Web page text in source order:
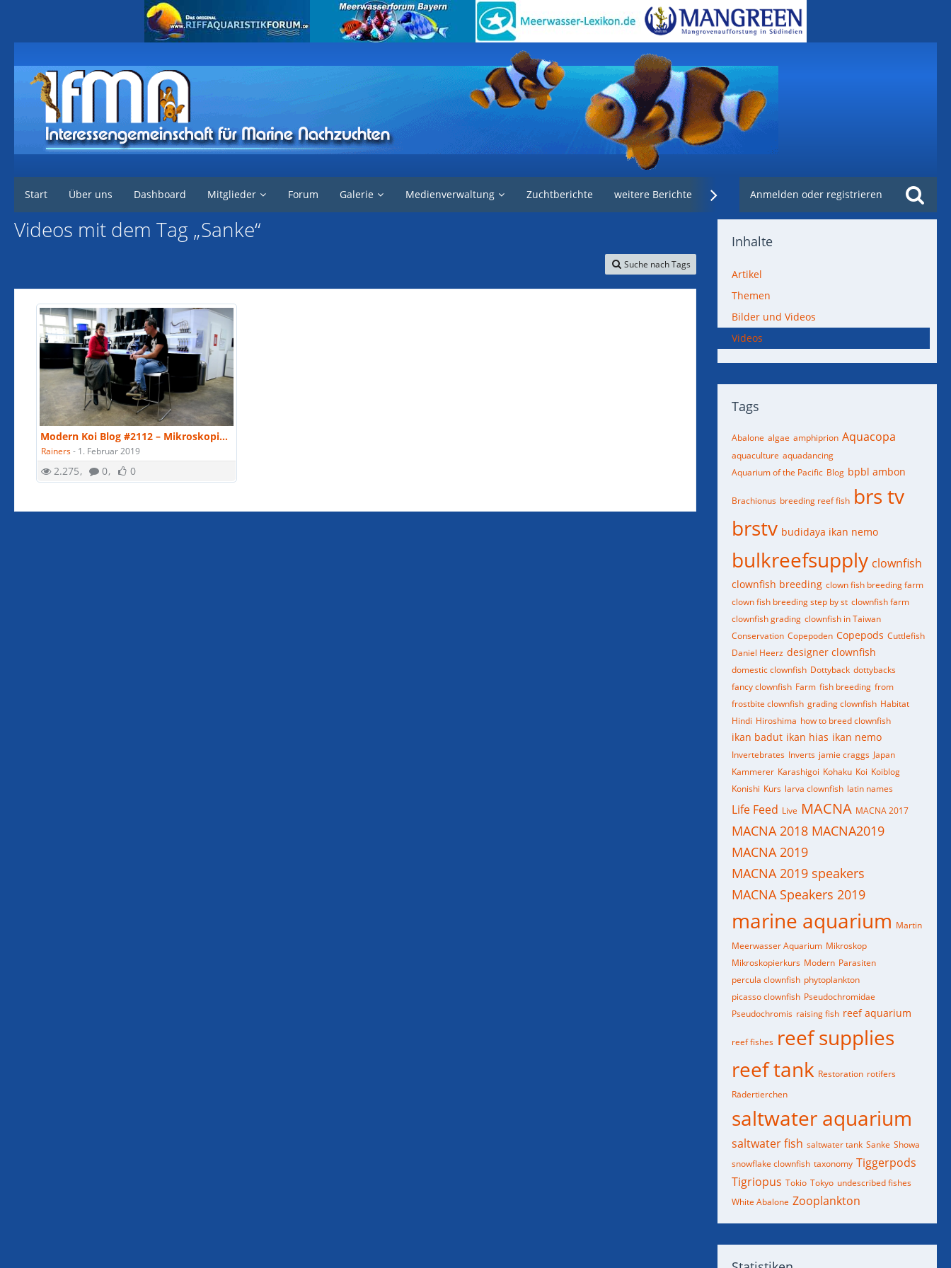
Start Über uns Dashboard Mitglieder Forum Galerie Medienverwaltung Zuchtberichte weitere Berichte Weblinks Nachzuchtenregister.de
Anmelden oder registrieren
Videos mit dem Tag „Sanke“
Suche nach Tags
Modern Koi Blog #2112 – Mikroskopierkurs Teil 1: Was sind Parasiten?
Rainers- 1. Februar 2019
2.275 0 0
Inhalte
Artikel
Themen
Bilder und Videos
Videos
Tags
Abalone algae amphiprion Aquacopa
aquaculture aquadancing
Aquarium of the Pacific Blog bpbl ambon
Brachionus breeding reef fish brs tv
brstv budidaya ikan nemo
bulkreefsupply clownfish
clownfish breeding clown fish breeding farm
clown fish breeding step by st clownfish farm
clownfish grading clownfish in Taiwan
Conservation Copepoden Copepods Cuttlefish
Daniel Heerz designer clownfish
domestic clownfish Dottyback dottybacks
fancy clownfish Farm fish breeding from
frostbite clownfish grading clownfish Habitat
Hindi Hiroshima how to breed clownfish
ikan badut ikan hias ikan nemo
Invertebrates Inverts jamie craggs Japan
Kammerer Karashigoi Kohaku Koi Koiblog
Konishi Kurs larva clownfish latin names
Life Feed Live MACNA MACNA 2017
MACNA 2018 MACNA2019
MACNA 2019
MACNA 2019 speakers
MACNA Speakers 2019
marine aquarium Martin
Meerwasser Aquarium Mikroskop
Mikroskopierkurs Modern Parasiten
percula clownfish phytoplankton
picasso clownfish Pseudochromidae
Pseudochromis raising fish reef aquarium
reef fishes reef supplies
reef tank Restoration rotifers
Rädertierchen
saltwater aquarium
saltwater fish saltwater tank Sanke Showa
snowflake clownfish taxonomy Tiggerpods
Tigriopus Tokio Tokyo undescribed fishes
White Abalone Zooplankton